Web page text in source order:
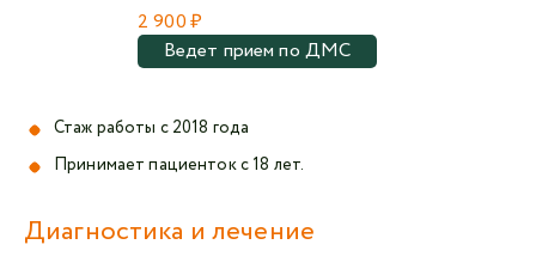
2 900 ₽
Ведет прием по ДМС
Стаж работы с 2018 года
Принимает пациенток с 18 лет.
Диагностика и лечение
робот
обработку персональных данных СМК «Медгард»